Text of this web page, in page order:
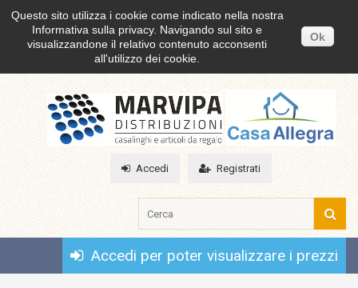
Questo sito utilizza i cookie come indicato nella nostra
Informativa sulla privacy. Navigando sul sito e
visualizzandone il relativo contenuto acconsenti
all'utilizzo dei cookie.
Ok
Accedi Registrati
Accedi per poter visualizzare i prezzi